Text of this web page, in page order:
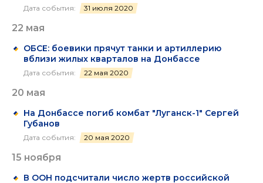
Дата события: 31 июля 2020
22 мая
ОБСЕ: боевики прячут танки и артиллерию
вблизи жилых кварталов на Донбассе
Дата события: 22 мая 2020
20 мая
На Донбассе погиб комбат "Луганск-1" Сергей
Губанов
Дата события: 20 мая 2020
15 ноября
В ООН подсчитали число жертв российской